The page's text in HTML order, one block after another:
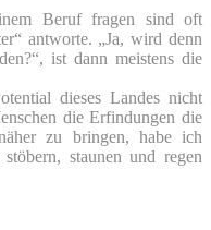
Beruf fragen sind oft
antworte. „Ja, wird denn
ist dann meistens die
dieses Landes nicht
die Erfindungen die
zu bringen, habe ich
staunen und regen